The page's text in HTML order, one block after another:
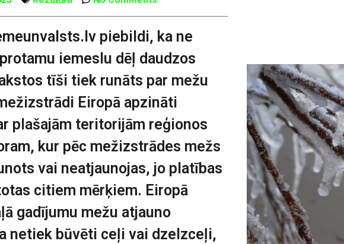
piebildi, ka ne
iemeslu dēļ daudzos
tīši tiek runāts par mežu
Eiropā apzināti
plašajām teritorijām reģionos
kur pēc mežizstrādes mežs
vai neatjaunojas, jo platības
citiem mērķiem. Eiropā
gadījumu mežu atjauno
netiek būvēti ceļi vai dzelzceļi,